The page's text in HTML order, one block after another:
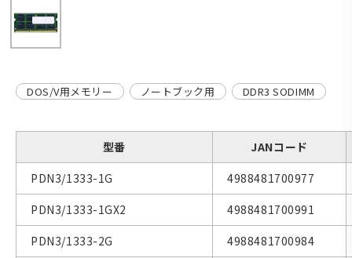
DOS/V用メモリー ノートブック用 DDR3 SODIMM
型番
JANコード
PDN3/1333-1G
4988481700977
PDN3/1333-1GX2
4988481700991
PDN3/1333-2G
4988481700984